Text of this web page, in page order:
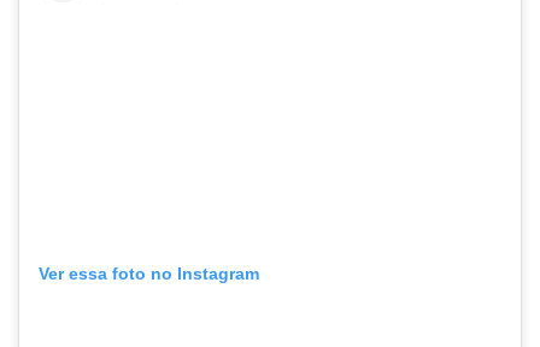
Ver essa foto no Instagram